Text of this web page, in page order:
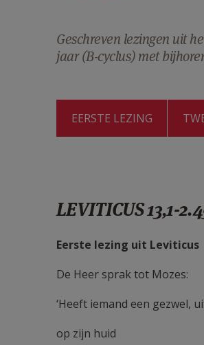
Geschreven lezingen uit
jaar (B-cyclus) met
EERSTE LEZING
LEVITICUS 13,1-
Eerste lezing uit Leviticus
De Heer sprak tot Mozes:
‘Heeft iemand een gezwel,
op zijn huid